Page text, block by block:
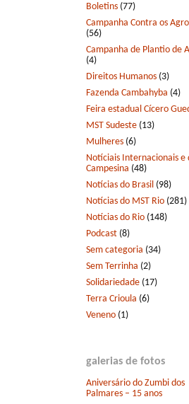
Boletins (77)
Campanha Contra os
(56)
Campanha de Plantio de
(4)
Direitos Humanos (3)
Fazenda Cambahyba (4)
Feira estadual Cícero
MST Sudeste (13)
Mulheres (6)
Notíciais Internacionais e
Campesina (48)
Notícias do Brasil (98)
Notícias do MST Rio (281)
Notícias do Rio (148)
Podcast (8)
Sem categoria (34)
Sem Terrinha (2)
Solidariedade (17)
Terra Crioula (6)
Veneno (1)
galerias de fotos
Aniversário do Zumbi dos
Palmares – 15 anos